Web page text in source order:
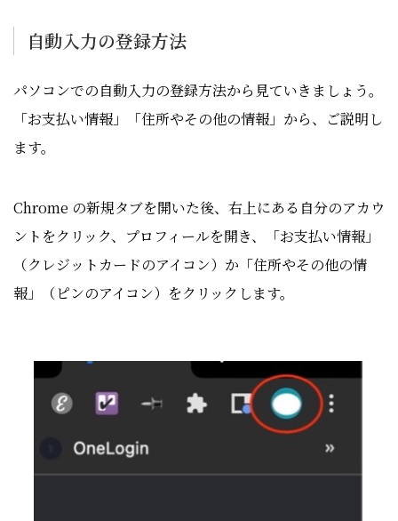
自動入力の登録方法
パソコンでの自動入力の登録方法から見ていきましょう。
「お支払い情報」「住所やその他の情報」から、ご説明し
ます。
Chrome の新規タブを開いた後、右上にある自分のアカウ
ントをクリック、プロフィールを開き、
「お支払い情報」
（クレジットカードのアイコン）か 「住所やその他の情
報」
（ピンのアイコン）をクリックします。